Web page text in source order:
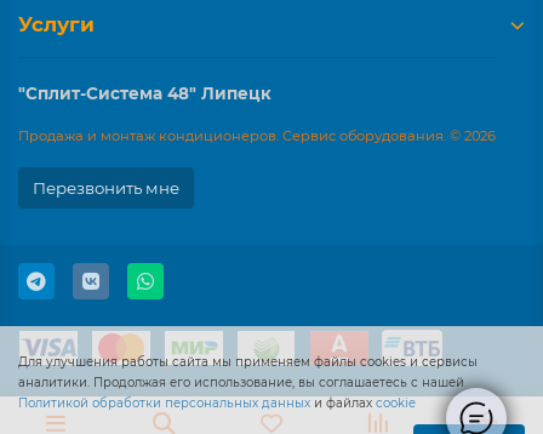
Для улучшения работы сайта мы применяем файлы cookies и сервисы
аналитики. Продолжая его использование, вы соглашаетесь с нашей
Политикой обработки персональных данных и файлах cookie
Услуги
"Сплит-Система 48" Липецк
Продажа и монтаж кондиционеров. Сервис оборудования. © 2026
Перезвонить мне